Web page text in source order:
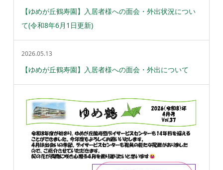
【ゆめが丘鶴寿園】入居者様への面会・外出状況につい
て(令和8年6月1日更新)
2026.05.13
【ゆめが丘鶴寿園】入居者様への面会・外出について